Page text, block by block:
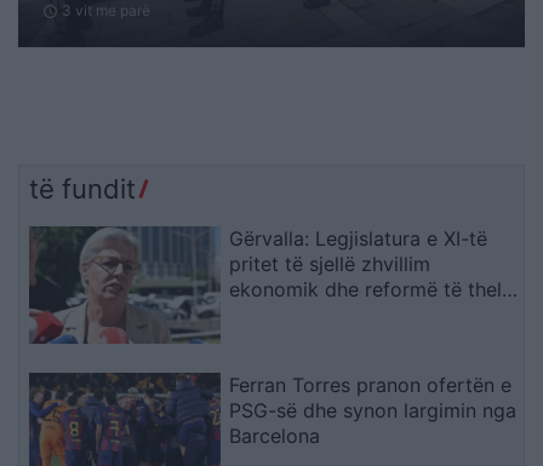
schedule 3 vit me parë
të fundit
Gërvalla: Legjislatura e XI-të
pritet të sjellë zhvillim
ekonomik dhe reformë të thellë
Ferran Torres pranon ofertën e
PSG-së dhe synon largimin nga
Barcelona